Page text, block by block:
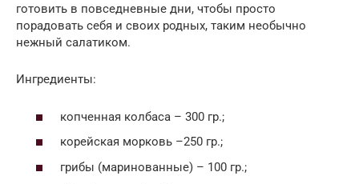
готовить в повседневные дни, чтобы просто
порадовать себя и своих родных, таким необычно
нежный салатиком.
Ингредиенты:
копченная колбаса – 300 гр.;
корейская морковь –250 гр.;
грибы (маринованные) – 100 гр.;